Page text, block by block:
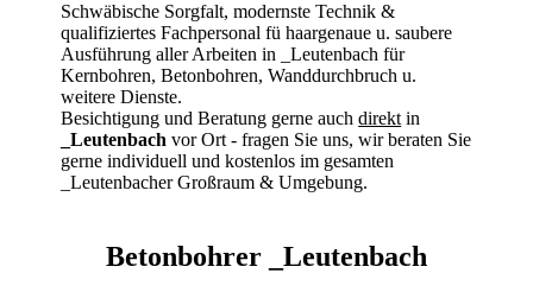
Schwäbische Sorgfalt, modernste Technik &
qualifiziertes Fachpersonalfü haargenaue u. saubere
Ausführung aller Arbeitenin _Leutenbach für
Kernbohren, Betonbohren, Wanddurchbruch u.
weitere Dienste.
Besichtigung und Beratung gerne auchdirekt in
_Leutenbach vor Ort - fragen Sie uns, wir beraten Sie
gerne individuell und kostenlos im gesamten
_Leutenbacher Großraum & Umgebung.
Betonbohrer _Leutenbach